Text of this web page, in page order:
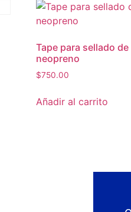
Tape para sellado de
neopreno
$750.00
Añadir al carrito